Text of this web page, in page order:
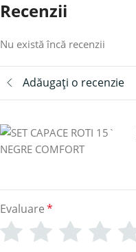
Recenzii
Nu există încă recenzii
Adăugați o recenzie
Evaluare*